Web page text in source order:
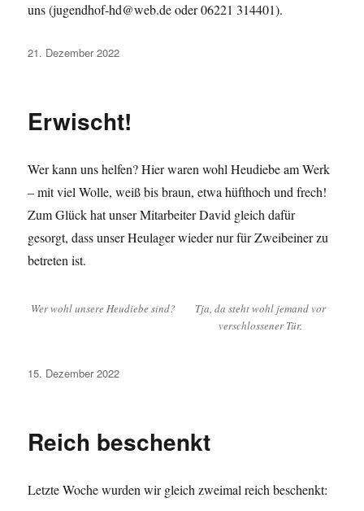
uns (jugendhof-hd@web.de oder 06221 314401).
Veröffentlicht
21. Dezember 2022
Erwischt!
Wer kann uns helfen? Hier waren wohl Heudiebe am Werk
– mit viel Wolle, weiß bis braun, etwa hüfthoch und frech!
Zum Glück hat unser Mitarbeiter David gleich dafür
gesorgt, dass unser Heulager wieder nur für Zweibeiner zu
betreten ist.
Wer wohl unsere Heudiebe sind?
Tja, da steht wohl jemand vor
verschlossener Tür.
Veröffentlicht
15. Dezember 2022
Reich beschenkt
Letzte Woche wurden wir gleich zweimal reich beschenkt: